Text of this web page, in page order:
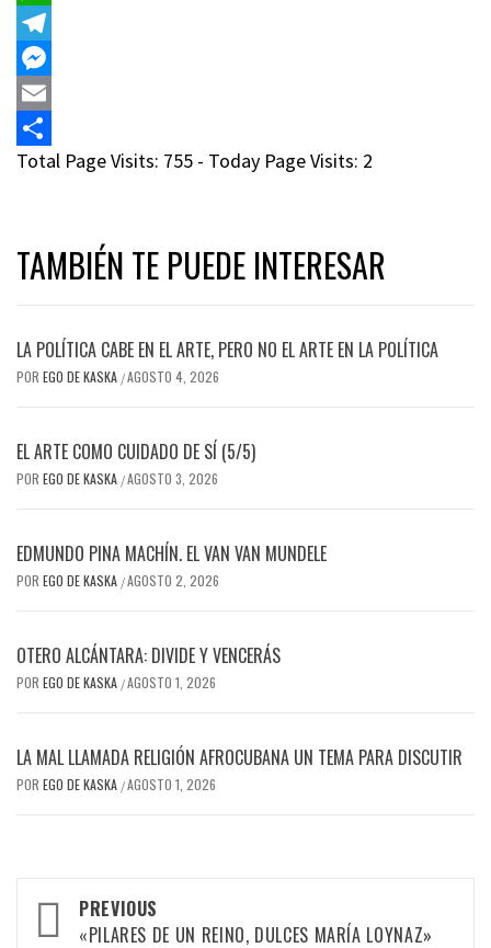
WhatsApp
Telegram
Messenger
Email
Compartir
Total Page Visits: 755 - Today Page Visits: 2
TAMBIÉN TE PUEDE INTERESAR
LA POLÍTICA CABE EN EL ARTE, PERO NO EL ARTE EN LA POLÍTICA
POR EGO DE KASKA /AGOSTO 4, 2026
EL ARTE COMO CUIDADO DE SÍ (5/5)
POR EGO DE KASKA /AGOSTO 3, 2026
EDMUNDO PINA MACHÍN. EL VAN VAN MUNDELE
POR EGO DE KASKA /AGOSTO 2, 2026
OTERO ALCÁNTARA: DIVIDE Y VENCERÁS
POR EGO DE KASKA /AGOSTO 1, 2026
LA MAL LLAMADA RELIGIÓN AFROCUBANA UN TEMA PARA DISCUTIR
POR EGO DE KASKA /AGOSTO 1, 2026
Post
PREVIOUS
«PILARES DE UN REINO, DULCES MARÍA LOYNAZ»